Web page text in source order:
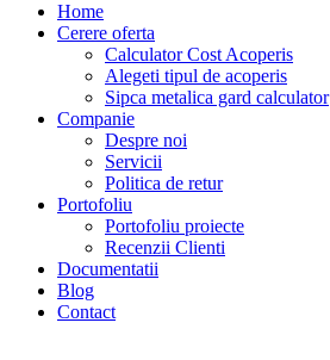
Home
Cerere oferta
Calculator Cost Acoperis
Alegeti tipul de acoperis
Sipca metalica gard calculator
Companie
Despre noi
Servicii
Politica de retur
Portofoliu
Portofoliu proiecte
Recenzii Clienti
Documentatii
Blog
Contact